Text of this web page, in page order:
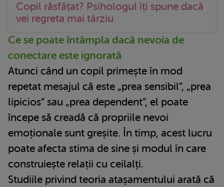
Copil răsfățat? Psihologul îți spune dacă
vei regreta mai târziu
Ce se poate întâmpla dacă nevoia de
conectare este ignorată
Atunci când un copil primește în mod
repetat mesajul că este „prea sensibil”, „prea
lipicios” sau „prea dependent”, el poate
începe să creadă că propriile nevoi
emoționale sunt greșite. În timp, acest lucru
poate afecta stima de sine și modul în care
construiește relații cu ceilalți.
Studiile privind teoria atașamentului arată că